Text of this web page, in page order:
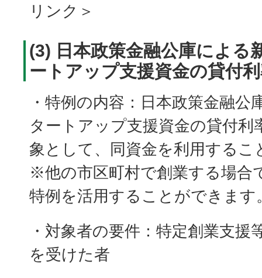
リンク＞
(3) 日本政策金融公庫による
ートアップ支援資金の貸付
・特例の内容：日本政策金融公
タートアップ支援資金の貸付利
象として、同資金を利用するこ
※他の市区町村で創業する場合
特例を活用することができます
・対象者の要件：特定創業支援
を受けた者